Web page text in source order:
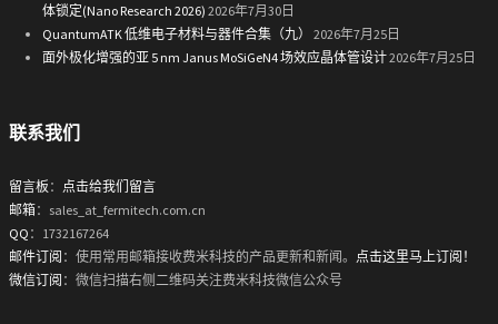
体锁定(Nano Research 2026) 2026年7月30日
QuantumATK 低维电子材料与器件合集（九）
2026年7月25日
面外极化增强的亚 5 nm Janus MoSiGeN4 场效应晶体管设计2026年7月25日
联系我们
留言板 ： 点击给我们留言
邮箱：sales_at_fermitech.com.cn
QQ ：1732167264
邮件订阅 ：使用常用邮箱接收费米科技的产品更新和新闻。 点击这里马上订阅！
微信订阅 ：微信扫描右侧二维码关注费米科技微信公众号